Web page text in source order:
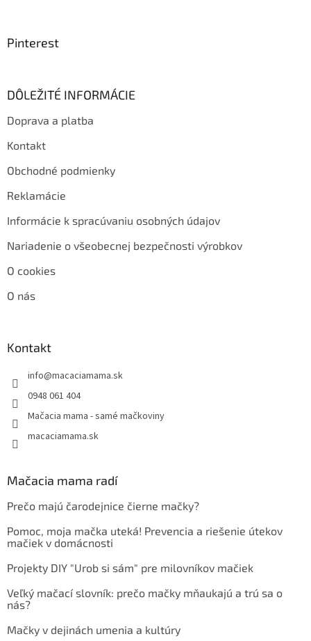
Pinterest
DÔLEŽITÉ INFORMÁCIE
Doprava a platba
Kontakt
Obchodné podmienky
Reklamácie
Informácie k spracúvaniu osobných údajov
Nariadenie o všeobecnej bezpečnosti výrobkov
O cookies
O nás
Kontakt
info@macaciamama.sk
0948 061 404
Mačacia mama - samé mačkoviny
macaciamama.sk
Mačacia mama radí
Prečo majú čarodejnice čierne mačky?
Pomoc, moja mačka uteká! Prevencia a riešenie útekov
mačiek v domácnosti
Projekty DIY "Urob si sám" pre milovníkov mačiek
Veľký mačací slovník: prečo mačky mňaukajú a trú sa o
nás?
Mačky v dejinách umenia a kultúry